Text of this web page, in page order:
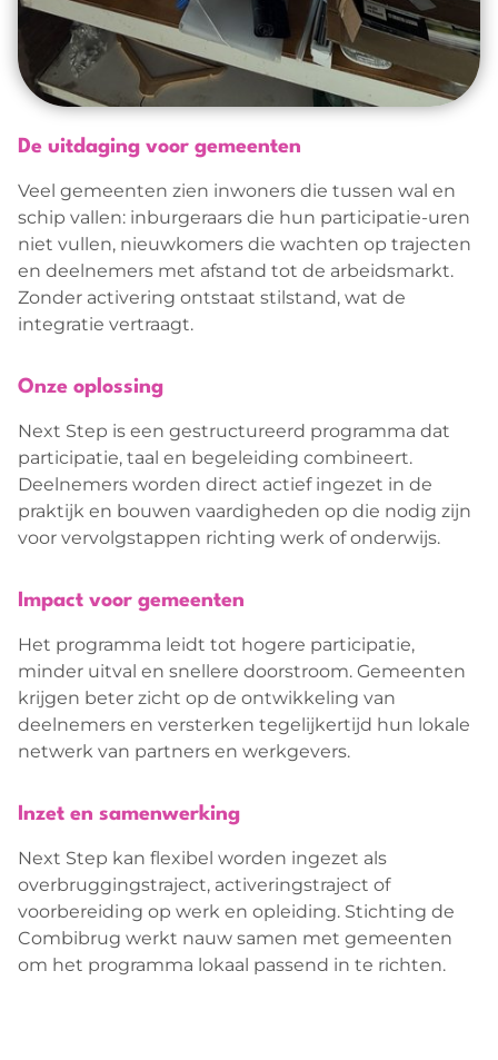
De uitdaging voor gemeenten
Veel gemeenten zien inwoners die tussen wal en
schip vallen: inburgeraars die hun participatie-uren
niet vullen, nieuwkomers die wachten op trajecten
en deelnemers met afstand tot de arbeidsmarkt.
Zonder activering ontstaat stilstand, wat de
integratie vertraagt.
Onze oplossing
Next Step is een gestructureerd programma dat
participatie, taal en begeleiding combineert.
Deelnemers worden direct actief ingezet in de
praktijk en bouwen vaardigheden op die nodig zijn
voor vervolgstappen richting werk of onderwijs.
Impact voor gemeenten
Het programma leidt tot hogere participatie,
minder uitval en snellere doorstroom. Gemeenten
krijgen beter zicht op de ontwikkeling van
deelnemers en versterken tegelijkertijd hun lokale
netwerk van partners en werkgevers.
Inzet en samenwerking
Next Step kan flexibel worden ingezet als
overbruggingstraject, activeringstraject of
voorbereiding op werk en opleiding. Stichting de
Combibrug werkt nauw samen met gemeenten
om het programma lokaal passend in te richten.